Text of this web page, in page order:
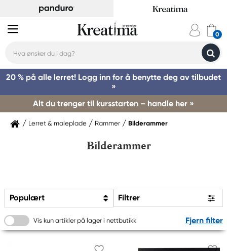
20 % på alle lerret! Logg inn for å benytte deg av tilbudet
»
Alt du trenger til kursstarten – handle her »
Lerret & maleplade Rammer Bilderammer
Bilderammer
Populært Filtrer
Vis kun artikler på lager i nettbutikk Fjern filter